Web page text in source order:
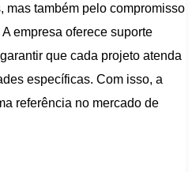
mas também pelo compromisso
empresa oferece suporte
que cada projeto atenda
específicas. Com isso, a
referência no mercado de